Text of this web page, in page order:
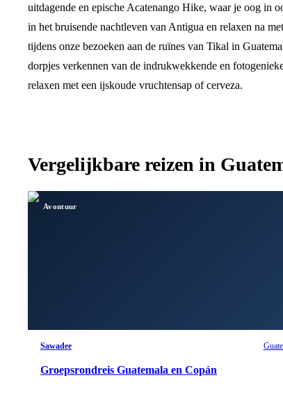
uitdagende en epische Acatenango Hike, waar je oog in
in het bruisende nachtleven van Antigua en relaxen na
tijdens onze bezoeken aan de ruïnes van Tikal in
dorpjes verkennen van de indrukwekkende en
relaxen met een ijskoude vruchtensap of cerveza.
Vergelijkbare reizen in
Avontuur
Sawadee
Groepsrondreis Guatemala en Copán